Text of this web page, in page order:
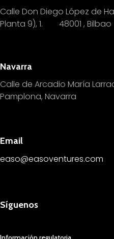
Calle Don Diego López de
Planta 9), 1. 48001 , Bilbao
Navarra
Calle de Arcadio María
Pamplona, Navarra
Email
easo@easoventures.com
Síguenos